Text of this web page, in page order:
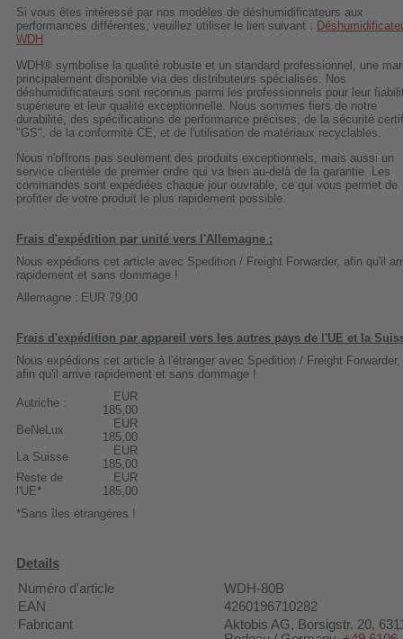
Si vous êtes intéressé par nos modèles de déshumidificateurs aux
performances différentes, veuillez utiliser le lien suivant :
WDH
WDH® symbolise la qualité robuste et un standard professionnel, une
principalement disponible via des distributeurs spécialisés. Nos
déshumidificateurs sont reconnus parmi les professionnels pour leur
supérieure et leur qualité exceptionnelle. Nous sommes fiers de notre
durabilité, des spécifications de performance précises, de la sécurité
"GS", de la conformité CE, et de l'utilisation de matériaux recyclables.
Nous n'offrons pas seulement des produits exceptionnels, mais aussi un
service clientèle de premier ordre qui va bien au-delà de la garantie. Les
commandes sont expédiées chaque jour ouvrable, ce qui vous permet de
profiter de votre produit le plus rapidement possible.
Frais d'expédition par unité vers l'Allemagne :
Nous expédions cet article avec Spedition / Freight Forwarder, afin qu'il
rapidement et sans dommage !
Allemagne : EUR 79,00
Frais d'expédition par appareil vers les autres pays de l'UE et la
Nous expédions cet article à l'étranger avec Spedition / Freight Forwarder,
afin qu'il arrive rapidement et sans dommage !
Autriche :
EUR
185,00
BeNeLux
EUR
185,00
La Suisse
EUR
185,00
Reste de
l'UE*
EUR
185,00
*Sans îles étrangères !
Details
Numéro d'article
WDH-80B
EAN
4260196710282
Fabricant
Aktobis AG, Borsigstr. 20,